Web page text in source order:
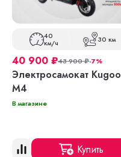
40
км/ч 30 км
40 900 ₽43 900₽-7%
Электросамокат Kugoo
M4
В магазине
Купить